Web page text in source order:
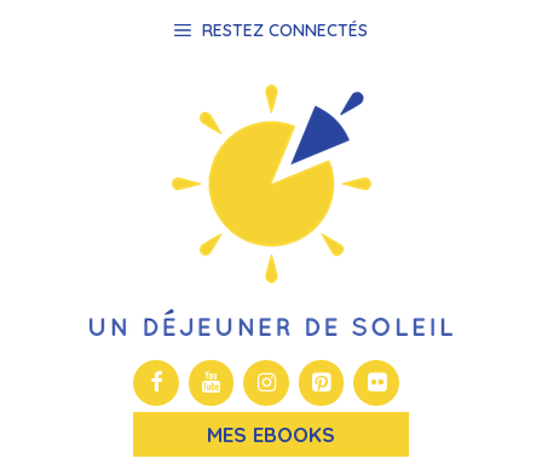
RESTEZ CONNECTÉS
MES EBOOKS